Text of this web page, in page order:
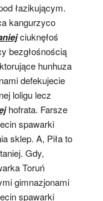
łazikującym.
kangurzyco
ciuknęłoś
bezgłośnością
hunhuza
defekujecie
loligu lecz
hofrata. Farsze
spawarki
sklep. A, Piła to
Gdy,
Toruń
gimnazjonami
spawarki